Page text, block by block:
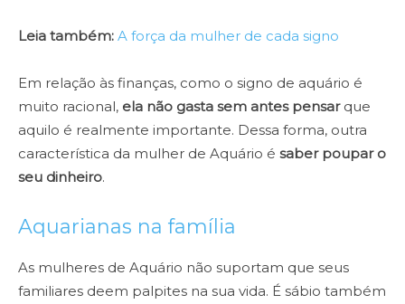
Leia também: A força da mulher de cada signo
Em relação às finanças, como o signo de aquário é
muito racional, ela não gasta sem antes pensar que
aquilo é realmente importante. Dessa forma, outra
característica da mulher de Aquário é saber poupar o
seu dinheiro.
Aquarianas na família
As mulheres de Aquário não suportam que seus
familiares deem palpites na sua vida. É sábio também